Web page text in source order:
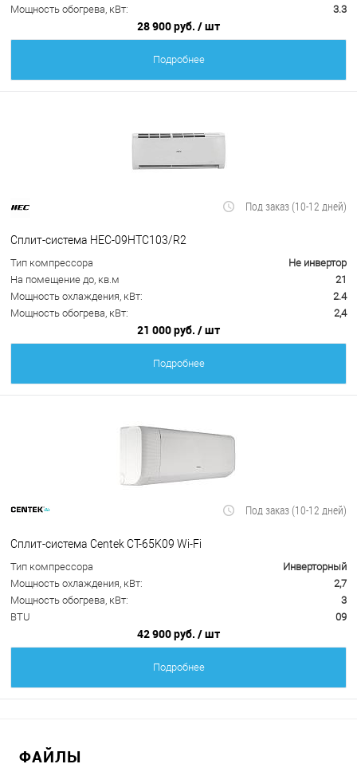
Мощность обогрева, кВт:
3.3
28 900 руб. / шт
Подробнее
Под заказ (10-12 дней)
Сплит-система HEC-09HTC103/R2
Тип компрессора
Не инвертор
На помещение до, кв.м
21
Мощность охлаждения, кВт:
2.4
Мощность обогрева, кВт:
2,4
21 000 руб. / шт
Подробнее
Под заказ (10-12 дней)
Сплит-система Centek CT-65K09 Wi-Fi
Тип компрессора
Инверторный
Мощность охлаждения, кВт:
2,7
Мощность обогрева, кВт:
3
BTU
09
42 900 руб. / шт
Подробнее
ФАЙЛЫ